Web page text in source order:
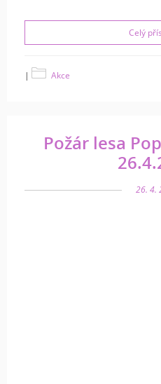
Celý
| Akce
Požár lesa
26. 4.